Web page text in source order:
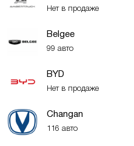
Нет в продаже
Belgee
99 авто
BYD
Нет в продаже
Changan
116 авто